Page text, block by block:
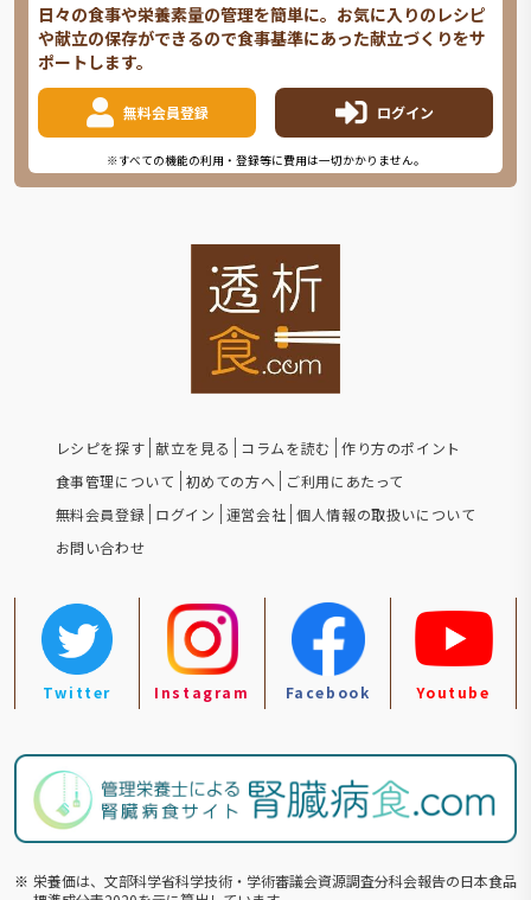
日々の食事や栄養素量の管理を簡単に。お気に入りのレシピ
や献立の保存ができるので食事基準にあった献立づくりをサ
ポートします。
無料会員登録 ログイン
※すべての機能の利用・登録等に費用は一切かかりません。
レシピを探す 献立を見る コラムを読む
作り方のポイント
食事管理について
初めての方へ
ご利用にあたって
無料会員登録 ログイン 運営会社 個人情報の取扱いについて
お問い合わせ
Twitter Instagram Facebook Youtube
※ 栄養価は、文部科学省科学技術・学術審議会資源調査分科会報告の⽇本食品